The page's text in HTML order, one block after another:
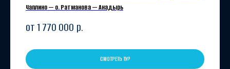
Чаплино — о. Ратманова — Анадырь
от 1 770 000 р.
СМОТРЕТЬ ТУР